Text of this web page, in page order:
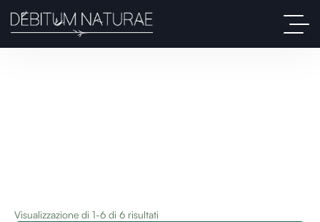
Visualizzazione di 1-6 di 6 risultati